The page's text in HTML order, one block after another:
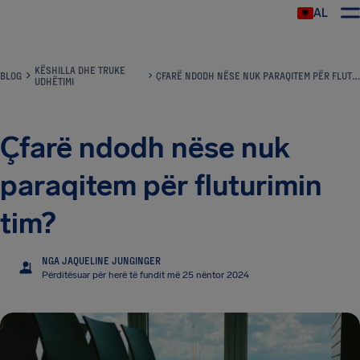
AL
BLOG
KËSHILLA DHE TRUKE
UDHËTIMI
ÇFARË NDODH NËSE NUK PARAQITEM PËR FLUTURIMIN TIM?
Çfarë ndodh nëse nuk
paraqitem për fluturimin
tim?
JJ
NGA JAQUELINE JUNGINGER
Përditësuar për herë të fundit më 25 nëntor 2024